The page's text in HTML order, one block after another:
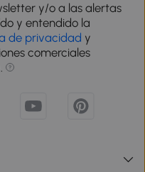
y/o a las alertas
y entendido la
de privacidad y
comerciales